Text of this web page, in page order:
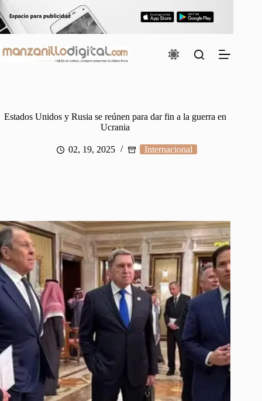
al
contenido
Estados Unidos y Rusia se reúnen para dar fin a la guerra en
Ucrania
02, 19, 2025 Internacional